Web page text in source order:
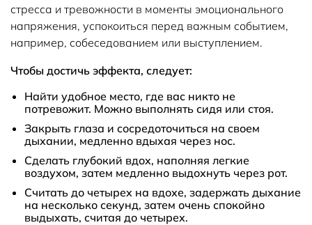
стресса и тревожности в моменты эмоционального
напряжения, успокоиться перед важным событием,
например, собеседованием или выступлением.
Чтобы достичь эффекта, следует:
Найти удобное место, где вас никто не
потревожит. Можно выполнять сидя или стоя.
Закрыть глаза и сосредоточиться на своем
дыхании, медленно вдыхая через нос.
Сделать глубокий вдох, наполняя легкие
воздухом, затем медленно выдохнуть через рот.
Считать до четырех на вдохе, задержать дыхание
на несколько секунд, затем очень спокойно
выдыхать, считая до четырех.